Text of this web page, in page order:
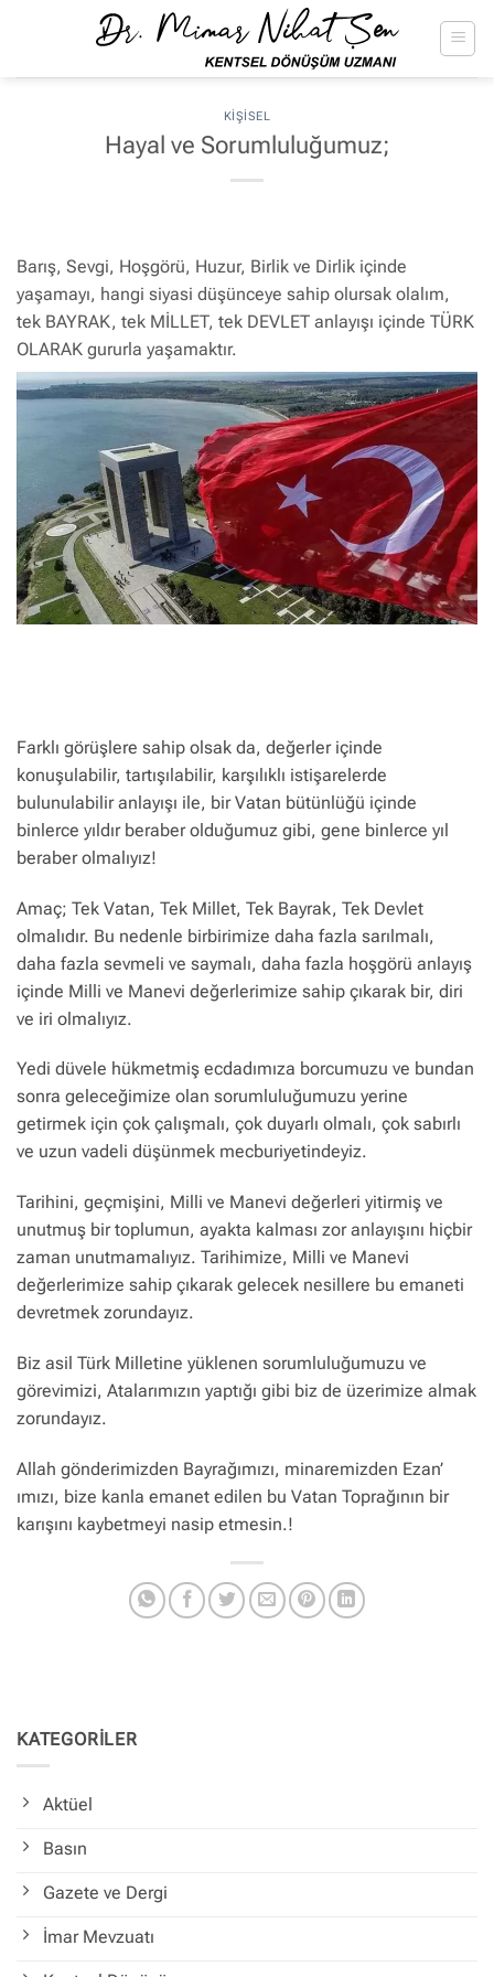
KATEGORİLER
Aktüel
Basın
Gazete ve Dergi
İmar Mevzuatı
KIŞISEL
Hayal ve Sorumluluğumuz;
Barış, Sevgi, Hoşgörü, Huzur, Birlik ve Dirlik içinde
yaşamayı, hangi siyasi düşünceye sahip olursak olalım,
tek BAYRAK, tek MİLLET, tek DEVLET anlayışı içinde TÜRK
OLARAK gururla yaşamaktır.
Farklı görüşlere sahip olsak da, değerler içinde
konuşulabilir, tartışılabilir, karşılıklı istişarelerde
bulunulabilir anlayışı ile, bir Vatan bütünlüğü içinde
binlerce yıldır beraber olduğumuz gibi, gene binlerce yıl
beraber olmalıyız!
Amaç; Tek Vatan, Tek Millet, Tek Bayrak, Tek Devlet
olmalıdır. Bu nedenle birbirimize daha fazla sarılmalı,
daha fazla sevmeli ve saymalı, daha fazla hoşgörü anlayış
içinde Milli ve Manevi değerlerimize sahip çıkarak bir, diri
ve iri olmalıyız.
Yedi düvele hükmetmiş ecdadımıza borcumuzu ve bundan
sonra geleceğimize olan sorumluluğumuzu yerine
getirmek için çok çalışmalı, çok duyarlı olmalı, çok sabırlı
ve uzun vadeli düşünmek mecburiyetindeyiz.
Tarihini, geçmişini, Milli ve Manevi değerleri yitirmiş ve
unutmuş bir toplumun, ayakta kalması zor anlayışını hiçbir
zaman unutmamalıyız. Tarihimize, Milli ve Manevi
değerlerimize sahip çıkarak gelecek nesillere bu emaneti
devretmek zorundayız.
Biz asil Türk Milletine yüklenen sorumluluğumuzu ve
görevimizi, Atalarımızın yaptığı gibi biz de üzerimize almak
zorundayız.
Allah gönderimizden Bayrağımızı, minaremizden Ezan’
ımızı, bize kanla emanet edilen bu Vatan Toprağının bir
karışını kaybetmeyi nasip etmesin.!